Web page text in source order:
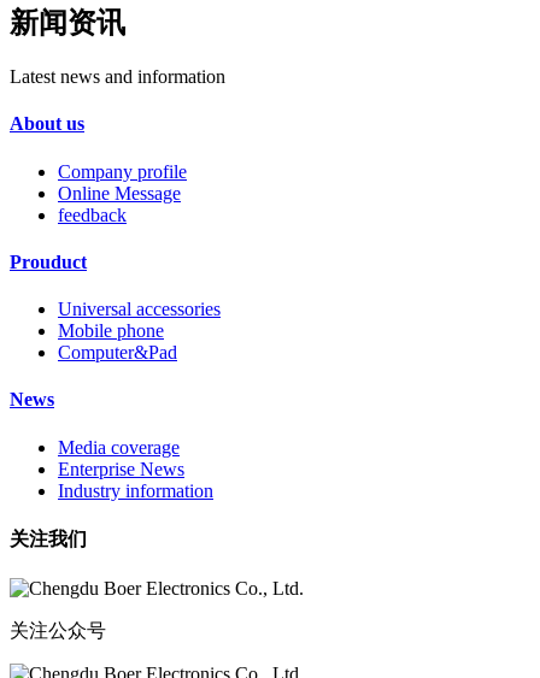
新闻资讯
Latest news and information
About us
Company profile
Online Message
feedback
Prouduct
Universal accessories
Mobile phone
Computer&Pad
News
Media coverage
Enterprise News
Industry information
关注我们
关注公众号